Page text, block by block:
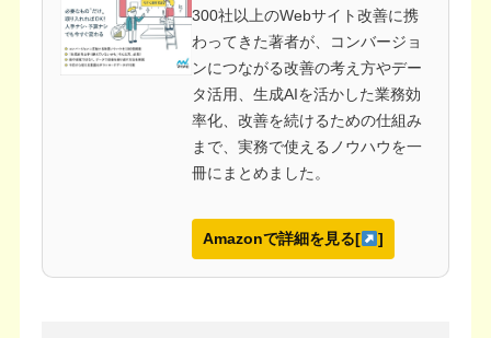
300社以上のWebサイト改善に携
わってきた著者が、コンバージョ
ンにつながる改善の考え方やデー
タ活用、生成AIを活かした業務効
率化、改善を続けるための仕組み
まで、実務で使えるノウハウを一
冊にまとめました。
Amazonで詳細を見る[ ]